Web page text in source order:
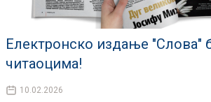
Електронско издање "Слова"
читаоцима!
10.02.2026